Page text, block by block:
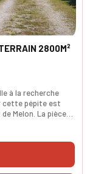
2800M²
à la recherche
cette pépite est
Melon. La pièce
attenante est très
sont toutes